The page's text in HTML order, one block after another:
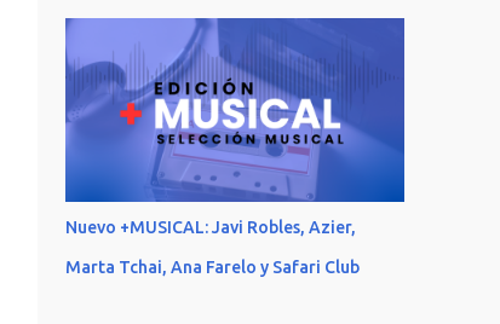
Nuevo +MUSICAL: Javi Robles, Azier,
Marta Tchai, Ana Farelo y Safari Club